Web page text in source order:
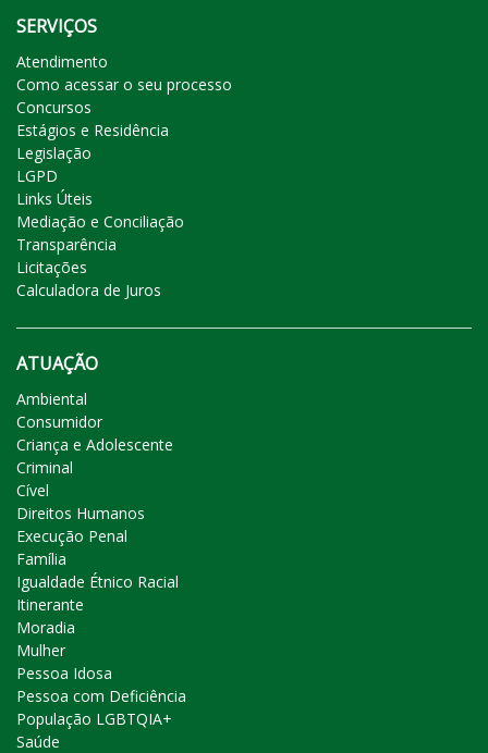
SERVIÇOS
Atendimento
Como acessar o seu processo
Concursos
Estágios e Residência
Legislação
LGPD
Links Úteis
Mediação e Conciliação
Transparência
Licitações
Calculadora de Juros
ATUAÇÃO
Ambiental
Consumidor
Criança e Adolescente
Criminal
Cível
Direitos Humanos
Execução Penal
Família
Igualdade Étnico Racial
Itinerante
Moradia
Mulher
Pessoa Idosa
Pessoa com Deficiência
População LGBTQIA+
Saúde